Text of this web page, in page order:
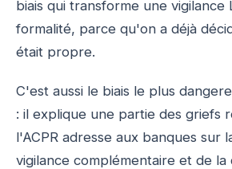
biais qui transforme une vigilance
formalité, parce qu'on a déjà
était propre.
C'est aussi le biais le plus
: il explique une partie des griefs
l'ACPR adresse aux banques sur
vigilance complémentaire et de la